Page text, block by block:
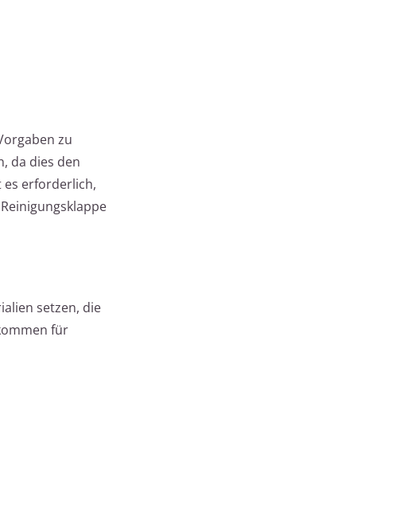
zu
da dies den
es erforderlich,
setzen, die
für